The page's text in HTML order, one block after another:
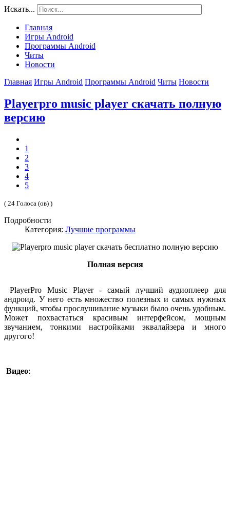
Искать...
Главная
Игры Android
Программы Android
Читы
Новости
Главная Игры Android Программы Android Читы Новости
Playerpro music player скачать полную
версию
1
2
3
4
5
( 24 Голоса (ов) )
Подробности
Категория: Лучшие программы
Полная версия
PlayerPro Music Player - самый лучший аудиоплеер для
андроид. У него есть множество полезных и самых нужных
функций, чтобы прослушивание музыки было очень удобным.
Может похвастаться красивым интерфейсом, мощным
звучанием, тонкими настройками эквалайзера и много
другого!
Видео: